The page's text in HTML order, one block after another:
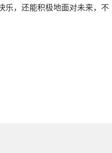
乐，还能积极地面对未来，不